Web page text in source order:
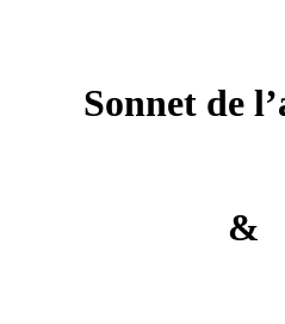
Sonnet de
&